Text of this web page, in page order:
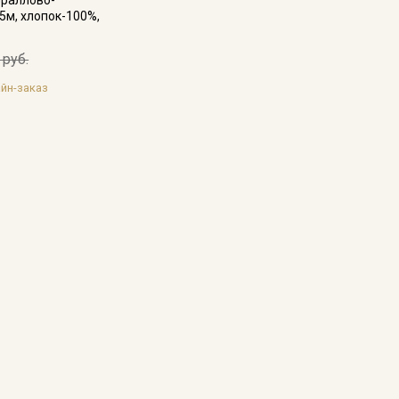
хлопок-100%,
заказ